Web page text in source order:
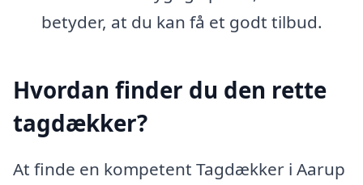
betyder, at du kan få et godt tilbud.
Hvordan finder du den rette
tagdækker?
At finde en kompetent Tagdækker i Aarup